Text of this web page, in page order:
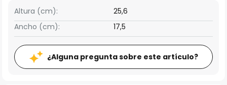
Ancho (cm): 17,5
Altura (cm): 25,6
¿Alguna pregunta sobre este artículo?